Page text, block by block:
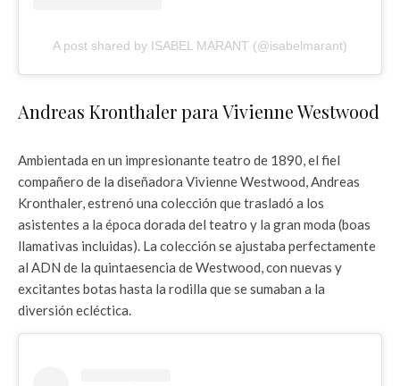
A post shared by ISABEL MARANT (@isabelmarant)
Andreas Kronthaler para Vivienne Westwood
Ambientada en un impresionante teatro de 1890, el fiel
compañero de la diseñadora Vivienne Westwood, Andreas
Kronthaler, estrenó una colección que trasladó a los
asistentes a la época dorada del teatro y la gran moda (boas
llamativas incluidas). La colección se ajustaba perfectamente
al ADN de la quintaesencia de Westwood, con nuevas y
excitantes botas hasta la rodilla que se sumaban a la
diversión ecléctica.